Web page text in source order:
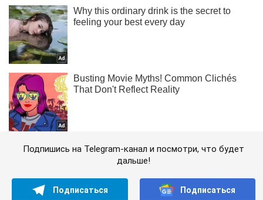
Подпишись на Telegram-канал и посмотри, что будет
дальше!
Подписаться Подписаться